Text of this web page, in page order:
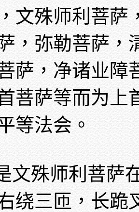
文殊师利菩萨
，弥勒菩萨，
萨，净诸业障
菩萨等而为上
等法会。
文殊师利菩萨
绕三匝，长跪